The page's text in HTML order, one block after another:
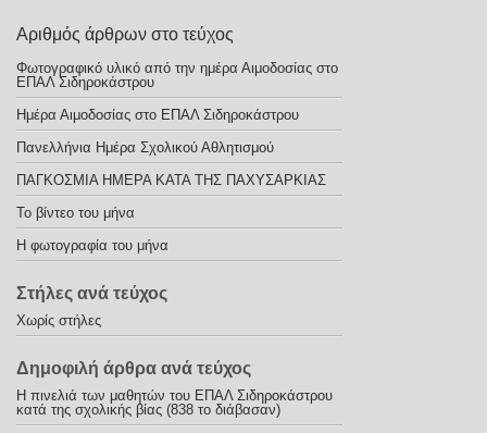
Αριθμός άρθρων στο τεύχος
Φωτογραφικό υλικό από την ημέρα Αιμοδοσίας στο
ΕΠΑΛ Σιδηροκάστρου
Ημέρα Αιμοδοσίας στο ΕΠΑΛ Σιδηροκάστρου
Πανελλήνια Ημέρα Σχολικού Αθλητισμού
ΠΑΓΚΟΣΜΙΑ ΗΜΕΡΑ ΚΑΤΑ ΤΗΣ ΠΑΧΥΣΑΡΚΙΑΣ
Το βίντεο του μήνα
Η φωτογραφία του μήνα
Στήλες ανά τεύχος
Χωρίς στήλες
Δημοφιλή άρθρα ανά τεύχος
Η πινελιά των μαθητών του ΕΠΑΛ Σιδηροκάστρου
κατά της σχολικής βίας (838 το διάβασαν)